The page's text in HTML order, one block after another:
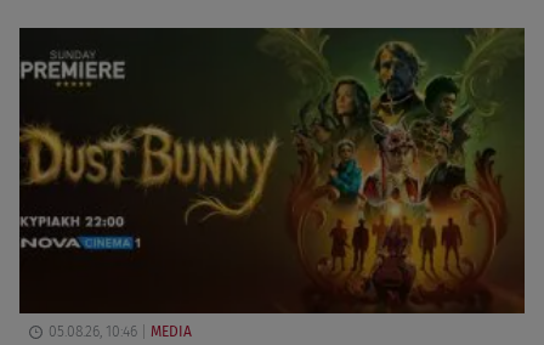
05.08.26, 10:46 MEDIA